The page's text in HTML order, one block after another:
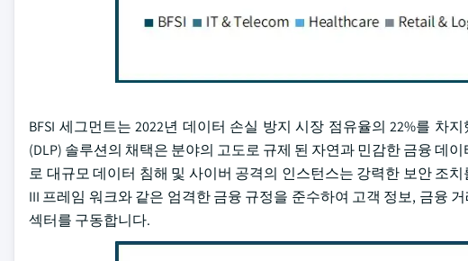
BFSI 세그먼트는 2022년 데이터 손실 방지 시장 점유율의 22%를 차
(DLP) 솔루션의 채택은 분야의 고도로 규제 된 자연과 민감한 금융 데
로 대규모 데이터 침해 및 사이버 공격의 인스턴스는 강력한 보안 조
III 프레임 워크와 같은 엄격한 금융 규정을 준수하여 고객 정보, 금융
섹터를 구동합니다.